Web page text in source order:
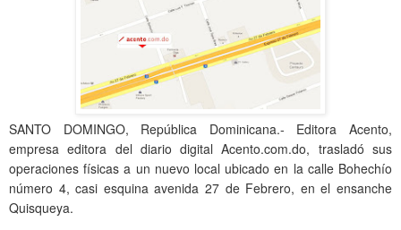
SANTO DOMINGO, República Dominicana.- Editora Acento,
empresa editora del diario digital Acento.com.do, trasladó sus
operaciones físicas a un nuevo local ubicado en la calle Bohechío
número 4, casi esquina avenida 27 de Febrero, en el ensanche
Quisqueya.